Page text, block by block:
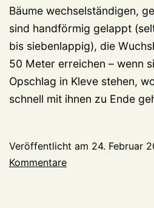
Bäume wechselständigen,
sind handförmig gelappt
bis siebenlappig), die
50 Meter erreichen – wenn
Opschlag in Kleve stehen,
schnell mit ihnen zu Ende
Veröffentlicht am 24. Februar
Kommentare